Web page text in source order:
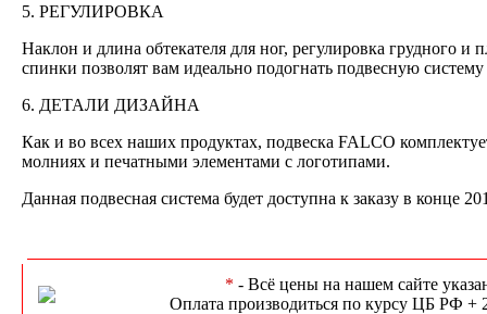
5. РЕГУЛИРОВКА
Наклон и длина обтекателя для ног, регулировка грудного и
спинки позволят вам идеально подогнать подвесную
6. ДЕТАЛИ ДИЗАЙНА
Как и во всех наших продуктах, подвеска FALCO
молниях и печатными элементами с логотипами.
Данная подвесная система будет доступна к заказу в конце
* - Всё цены на нашем сайте
Оплата производиться по курсу ЦБ РФ +